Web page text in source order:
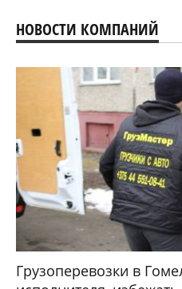
НОВОСТИ КОМПАНИЙ
Грузоперевозки в